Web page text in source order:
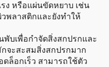
ง หรือแผ่นขัดหยาบ เช่น
พลาสติกและยังทำให้
บเพื่อกำจัดสิ่งสกปรกและ
จะสะสมสิ่งสกปรกมาก
ล็อกเร็ว สามารถใช้ตัว